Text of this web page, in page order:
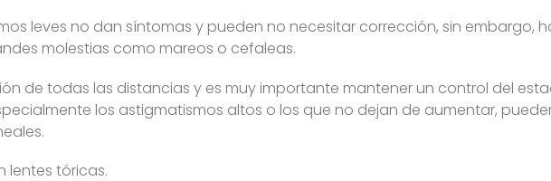
leves no dan síntomas y pueden no necesitar corrección, sin embargo,
molestias como mareos o cefaleas.
de todas las distancias y es muy importante mantener un control del
los astigmatismos altos o los que no dejan de aumentar,
lentes tóricas.